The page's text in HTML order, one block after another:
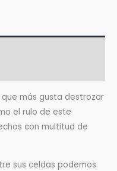
más gusta destrozar
el rulo de este
con multitud de
sus celdas podemos